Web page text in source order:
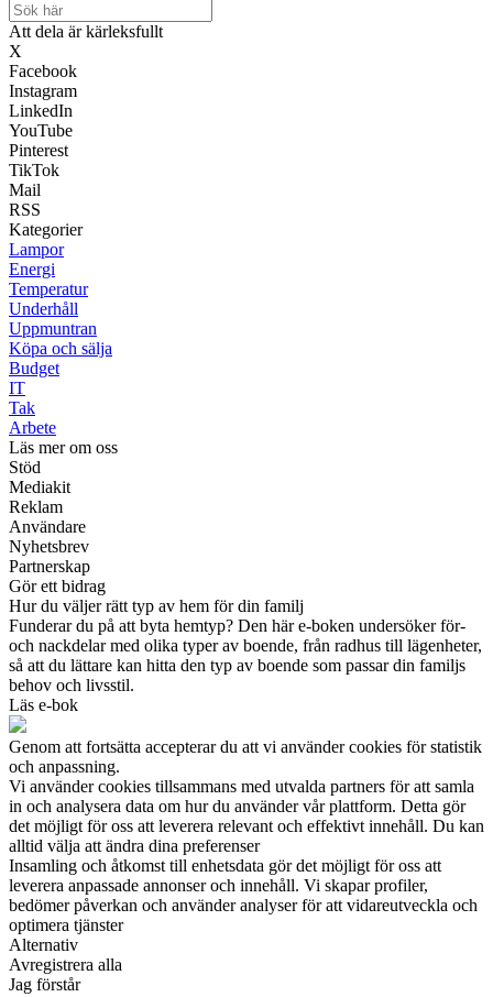
Att dela är kärleksfullt
X
Facebook
Instagram
LinkedIn
YouTube
Pinterest
TikTok
Mail
RSS
Kategorier
Lampor
Energi
Temperatur
Underhåll
Uppmuntran
Köpa och sälja
Budget
IT
Tak
Arbete
Läs mer om oss
Stöd
Mediakit
Reklam
Användare
Nyhetsbrev
Partnerskap
Gör ett bidrag
Hur du väljer rätt typ av hem för din familj
Funderar du på att byta hemtyp? Den här e-boken undersöker för-
och nackdelar med olika typer av boende, från radhus till lägenheter,
så att du lättare kan hitta den typ av boende som passar din familjs
behov och livsstil.
Läs e-bok
Genom att fortsätta accepterar du att vi använder cookies för statistik
och anpassning.
Vi använder cookies tillsammans med utvalda partners för att samla
in och analysera data om hur du använder vår plattform. Detta gör
det möjligt för oss att leverera relevant och effektivt innehåll. Du kan
alltid välja att ändra dina preferenser
Insamling och åtkomst till enhetsdata gör det möjligt för oss att
leverera anpassade annonser och innehåll. Vi skapar profiler,
bedömer påverkan och använder analyser för att vidareutveckla och
optimera tjänster
Alternativ
Avregistrera alla
Jag förstår